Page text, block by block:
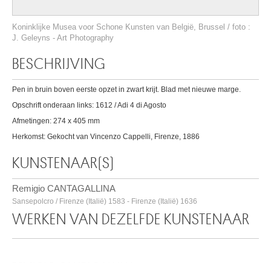
Koninklijke Musea voor Schone Kunsten van België, Brussel / foto :
J. Geleyns - Art Photography
BESCHRIJVING
Pen in bruin boven eerste opzet in zwart krijt. Blad met nieuwe marge.
Opschrift onderaan links: 1612 / Adi 4 di Agosto
Afmetingen: 274 x 405 mm
Herkomst: Gekocht van Vincenzo Cappelli, Firenze, 1886
KUNSTENAAR(S)
Remigio CANTAGALLINA
Sansepolcro / Firenze (Italië) 1583 - Firenze (Italië) 1636
WERKEN VAN DEZELFDE KUNSTENAAR